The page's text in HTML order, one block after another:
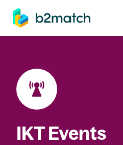
springen
IKT Events